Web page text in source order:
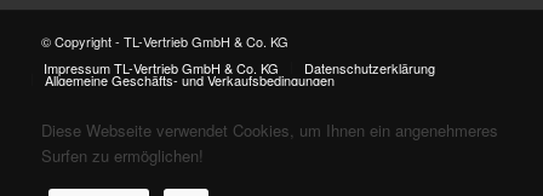
© Copyright - TL-Vertrieb GmbH & Co. KG
Impressum TL-Vertrieb GmbH & Co. KG
Datenschutzerklärung
Allgemeine Geschäfts- und Verkaufsbedingungen
Diese Webseite verwendet Cookies, um Ihnen ein angenehmeres
Surfen zu ermöglichen!